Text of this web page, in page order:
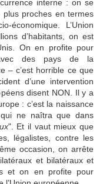
interne : on se
proches en termes
L’Union
d’habitants, on est
On en profite pour
des pays de la
– c’est horrible ce que
d’une intervention
disent NON. Il y a
: c’est la naissance
qui ne naîtra que dans
". Et il vaut mieux que
légalistes, contre les
occasion, on arrête
et bilatéraux et
et on en profite pour